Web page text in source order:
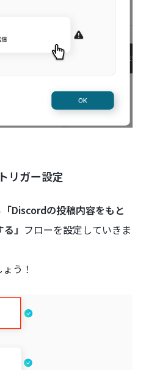
リガー設定
「Discordの投稿内容をもと
」 フローを設定していきま
う！